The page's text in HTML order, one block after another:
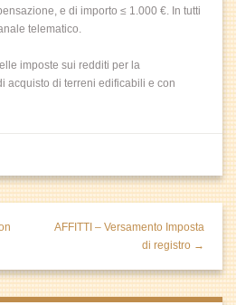
e di importo ≤ 1.000 €. In tutti
telematico.
imposte sui redditi per la
acquisto di terreni edificabili e con
AFFITTI – Versamento Imposta
di registro →